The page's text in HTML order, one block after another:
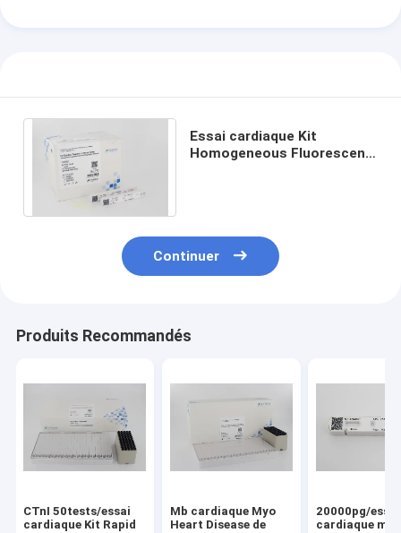
Essai cardiaque Kit
Homogeneous Fluorescent
Continuer
Produits Recommandés
CTnI 50tests/essai
cardiaque Kit Rapid
Mb cardiaque Myo
Heart Disease de
20000pg/essai
cardiaque